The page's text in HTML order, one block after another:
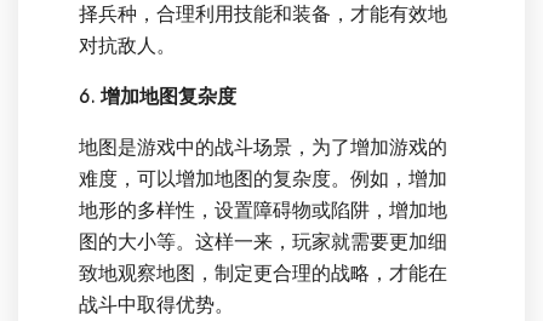
择兵种，合理利用技能和装备，才能有效地
对抗敌人。
6. 增加地图复杂度
地图是游戏中的战斗场景，为了增加游戏的
难度，可以增加地图的复杂度。例如，增加
地形的多样性，设置障碍物或陷阱，增加地
图的大小等。这样一来，玩家就需要更加细
致地观察地图，制定更合理的战略，才能在
战斗中取得优势。